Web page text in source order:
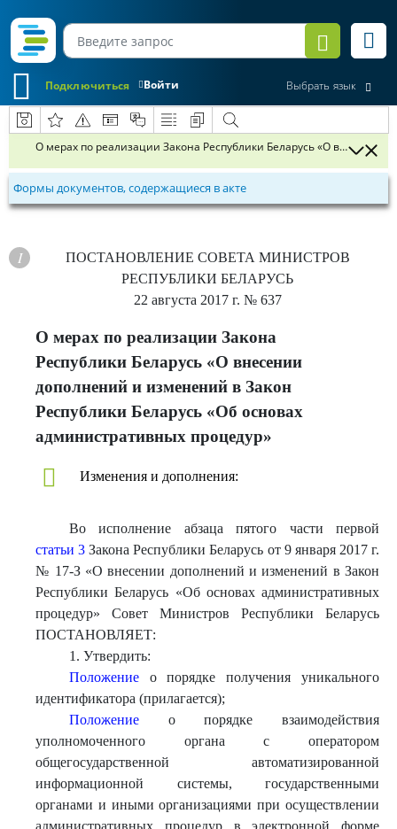
Войти
Подключиться Выбрать язык
О мерах по реализации Закона Республики Беларусь «О
Формы документов, содержащиеся в акте
ПОСТАНОВЛЕНИЕ СОВЕТА МИНИСТРОВ
РЕСПУБЛИКИ БЕЛАРУСЬ
22 августа 2017 г. № 637
О мерах по реализации Закона
Республики Беларусь «О внесении
дополнений и изменений в Закон
Республики Беларусь «Об основах
административных процедур»
Изменения и дополнения:
Во исполнение абзаца пятого части первой
статьи 3 Закона Республики Беларусь от 9 января 2017 г.
№ 17-З «О внесении дополнений и изменений в Закон
Республики Беларусь «Об основах административных
процедур» Совет Министров Республики Беларусь
ПОСТАНОВЛЯЕТ:
1. Утвердить:
Положениео порядке получения уникального
идентификатора (прилагается);
Положениео порядке взаимодействия
уполномоченного органа с оператором
общегосударственной автоматизированной
информационной системы, государственными
органами и иными организациями при осуществлении
административных процедур в электронной форме